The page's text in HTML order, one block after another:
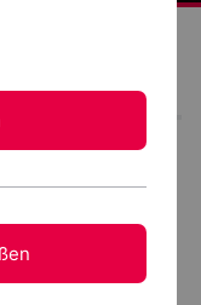
Medien